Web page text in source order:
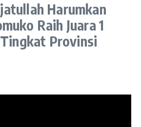
Harumkan
Raih Juara 1
Provinsi